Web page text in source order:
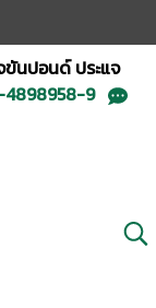
ขันปอนด์ ประแจ
9